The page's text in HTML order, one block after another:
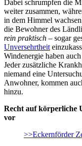
Dabei schrumpfen die
weiter zusammen,
in dem Himmel
die Bewohner des
rein praktisch – sogar
Unversehrtheit
Windenergie haben
Jeder zusätzliche
niemand eine
Anwohner, kommen
hinzu.
Recht auf körperliche
vor
>>Eckernförder